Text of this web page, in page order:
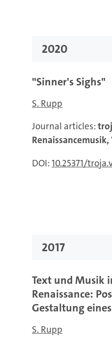
2020
"Sinner's Sighs"
S. Rupp
Journal articles:
Renaissancemusik,
DOI: 10.25371/
2017
Text und Musik
Renaissance:
Gestaltung
S. Rupp